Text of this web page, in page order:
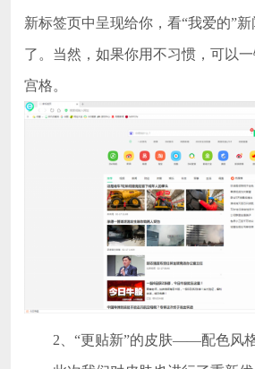
新标签页中呈现给你，看“我爱的”
了。当然，如果你用不习惯，可以
宫格。
2、“更贴新”的皮肤——配色风格